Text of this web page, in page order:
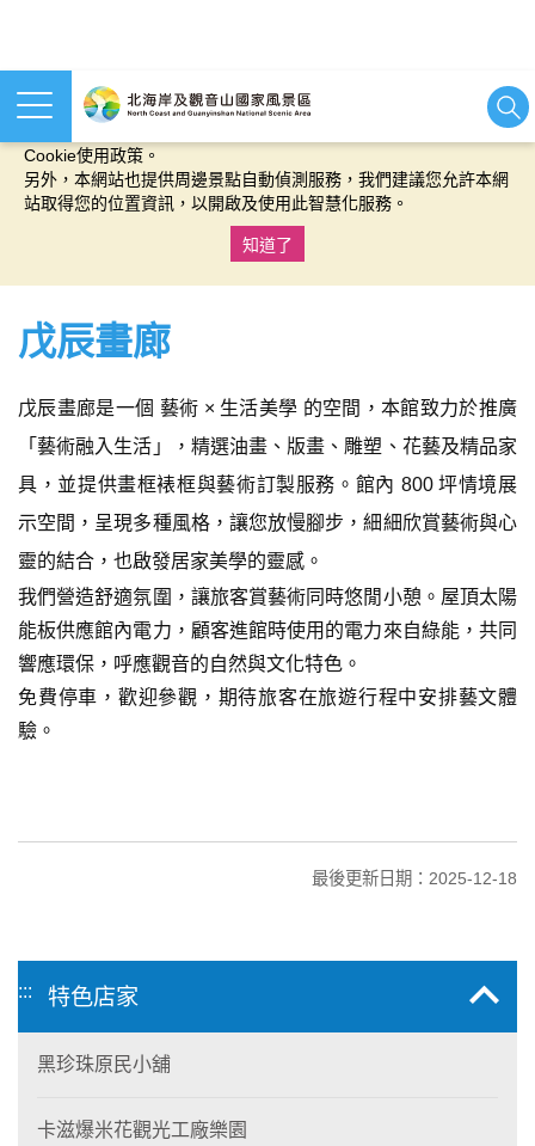
本網站使用cookies等相關技術以持續優化網站服務，並有助於為
Cookie使用政策。
另外，本網站也提供周邊景點自動偵測服務，我們建議您允許本網
站取得您的位置資訊，以開啟及使用此智慧化服務。
知道了
戊辰畫廊
戊辰畫廊是一個 藝術 × 生活美學 的空間，本館致力於推廣
「藝術融入生活」，精選油畫、版畫、雕塑、花藝及精品家
具，並提供畫框裱框與藝術訂製服務。館內 800 坪情境展
示空間，呈現多種風格，讓您放慢腳步，細細欣賞藝術與心
靈的結合，也啟發居家美學的靈感。
我們營造舒適氛圍，讓旅客賞藝術同時悠閒小憩。屋頂太陽
能板供應館內電力，顧客進館時使用的電力來自綠能，共同
響應環保，呼應觀音的自然與文化特色。
免費停車，歡迎參觀，期待旅客在旅遊行程中安排藝文體
驗。
最後更新日期：2025-12-18
::: 特色店家
黑珍珠原民小舖
卡滋爆米花觀光工廠樂園